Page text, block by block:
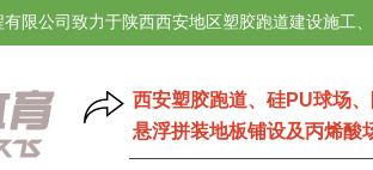
西安塑胶跑道、 硅PU球场、
悬浮拼装地板铺设及丙烯酸
有限公司致力于陕西西安地区塑胶跑道建设施工